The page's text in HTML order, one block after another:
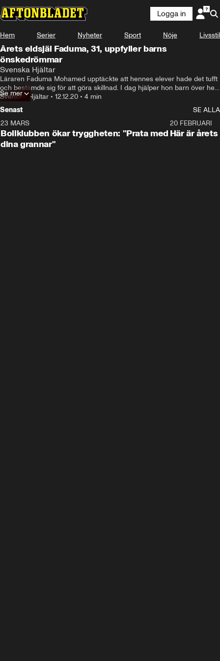
Logga in
Hem Serier Nyheter Sport Nöje Livsstil
Årets eldsjäl Faduma, 31, uppfyller barns
önskedrömmar
Svenska Hjältar
Läraren Faduma Mohamed upptäckte att hennes elever hade det tufft
och bestämde sig för att göra skillnad. I dag hjälper hon barn över hela
Stockholm.
Svenska Hjältar • 12.12.20 • 4 min
Se mer
Senast
SE ALLA
23 MARS
Bollklubben ökar tryggheten: "Prata med
dina grannar"
20 FEBRUARI
Här är